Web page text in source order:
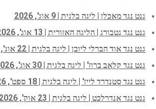
גנט נגד מאכלן | ליגה בלגית | 9 אוג', 2026
גנט נגד גטבורג | הליגה האזורית | 13 אוג', 2026
גנט נגד אוד הברלי ליובן | ליגה בלגית | 22 אוג', 2026
גנט נגד קלאב ברוז' | ליגה בלגית | 30 אוג', 2026
גנט נגד סטנדרד לייז' | ליגה בלגית | 18 ספט', 2026
גנט נגד אנדרלכט | ליגה בלגית | 23 אוק', 2026